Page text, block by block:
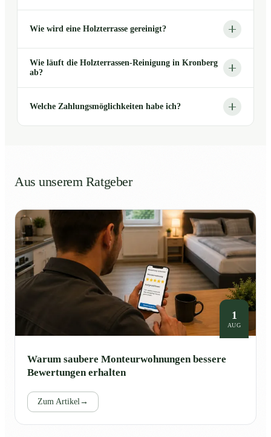
Wie wird eine Holzterrasse gereinigt?
Wie läuft die Holzterrassen-Reinigung in Kronberg
ab?
Welche Zahlungsmöglichkeiten habe ich?
Aus unserem Ratgeber
1
AUG
Warum saubere Monteurwohnungen bessere
Bewertungen erhalten
Zum Artikel→